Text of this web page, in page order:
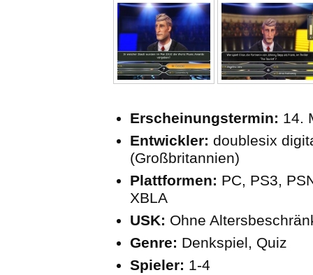
Erscheinungstermin: 14.
Entwickler: doublesix
(Großbritannien)
Plattformen: PC, PS3,
XBLA
USK: Ohne
Genre: Denkspiel, Quiz
Spieler: 1-4